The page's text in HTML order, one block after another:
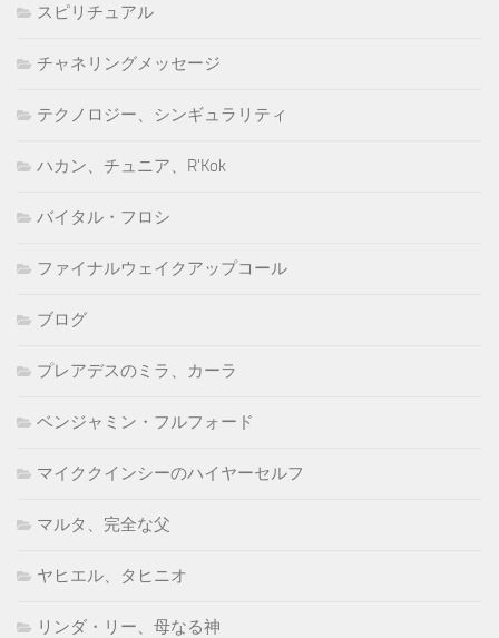
スピリチュアル
チャネリングメッセージ
テクノロジー、シンギュラリティ
ハカン、チュニア、R'Kok
バイタル・フロシ
ファイナルウェイクアップコール
ブログ
プレアデスのミラ、カーラ
ベンジャミン・フルフォード
マイククインシーのハイヤーセルフ
マルタ、完全な父
ヤヒエル、タヒニオ
リンダ・リー、母なる神